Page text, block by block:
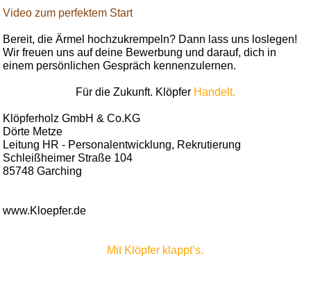
Video zum perfektem Start
Bereit, die Ärmel hochzukrempeln? Dann lass uns loslegen!
Wir freuen uns auf deine Bewerbung und darauf, dich in
einem persönlichen Gespräch kennenzulernen.
Für die Zukunft. Klöpfer Handelt.
Klöpferholz GmbH & Co.KG
Dörte Metze
Leitung HR - Personalentwicklung, Rekrutierung
Schleißheimer Straße 104
85748 Garching
www.Kloepfer.de
Mit Klöpfer klappt’s.